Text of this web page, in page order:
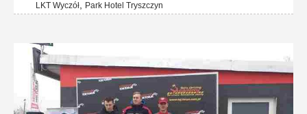
LKT Wyczół Park Hotel Tryszczyn